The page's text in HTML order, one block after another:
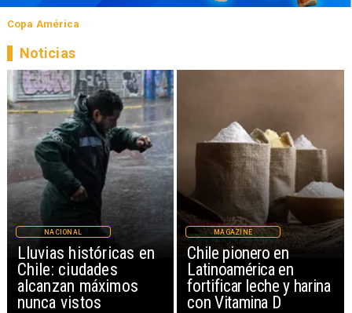
Copa América
Lluvias históricas en
Chile: ciudades
alcanzan máximos
nunca vistos
NACIONAL
Chile pionero en
Latinoamérica en
fortificar leche y harina
con Vitamina D
MAGAZINE
Noticias